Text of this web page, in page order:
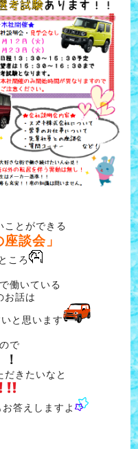
ことができる
談会」
ころ
働いている
お話は
と思います
で
だきたいなと
答えしますよ